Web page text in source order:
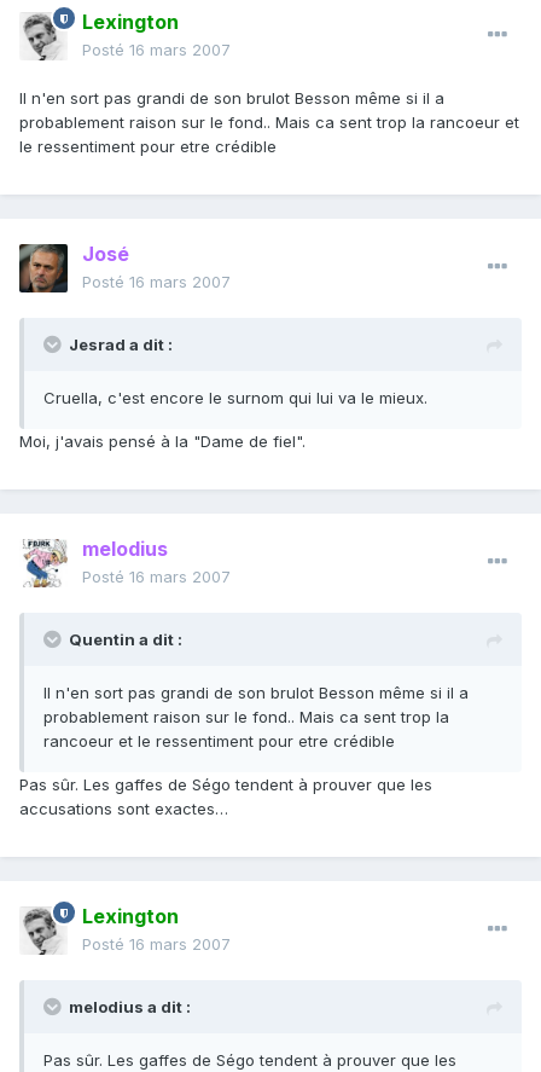
Lexington
Posté 16 mars 2007
Il n'en sort pas grandi de son brulot Besson même si il a
probablement raison sur le fond.. Mais ca sent trop la rancoeur et
le ressentiment pour etre crédible
José
Posté 16 mars 2007
Jesrad a dit :
Cruella, c'est encore le surnom qui lui va le mieux.
Moi, j'avais pensé à la "Dame de fiel".
melodius
Posté 16 mars 2007
Quentin a dit :
Il n'en sort pas grandi de son brulot Besson même si il a
probablement raison sur le fond.. Mais ca sent trop la
rancoeur et le ressentiment pour etre crédible
Pas sûr. Les gaffes de Ségo tendent à prouver que les
accusations sont exactes…
Lexington
Posté 16 mars 2007
melodius a dit :
Pas sûr. Les gaffes de Ségo tendent à prouver que les